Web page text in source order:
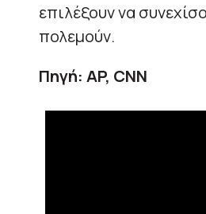
επιλέξουν να
πολεμούν.
Πηγή: AP, CNN